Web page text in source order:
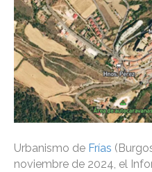
Urbanismo de Frías
noviembre de 2024, el